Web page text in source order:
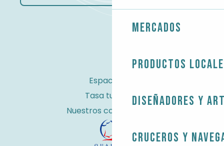
Mercados
Productos
Diseñadores y
Cruceros y
Espacio Pro
Tasa turística
Nuestros compromisos